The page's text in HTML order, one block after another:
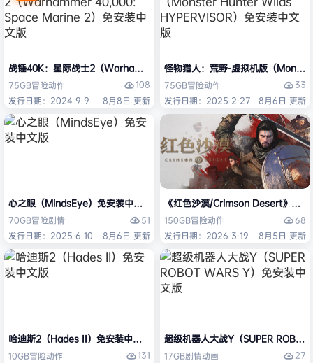
战锤40K：星际战士2（Warhammer 40,000: Space Marine 2）免安装
75GB冒险动作
108
发行日期：2024-9-9
8月8日 更新
怪物猎人：荒野-虚拟机版（
75GB冒险动作
33
发行日期：2025-2-27
8月6日 更新
心之眼（MindsEye）免安装中文版
70GB冒险剧情
51
发行日期：2025-6-10
8月6日 更新
《红色沙漠/Crimson Desert》免安
150GB冒险动作
68
发行日期：2026-3-19
8月5日 更新
哈迪斯2（Hades II）免安装中文版
10GB冒险动作
131
超级机器人大战Y（SUPER
17GB剧情动画
27